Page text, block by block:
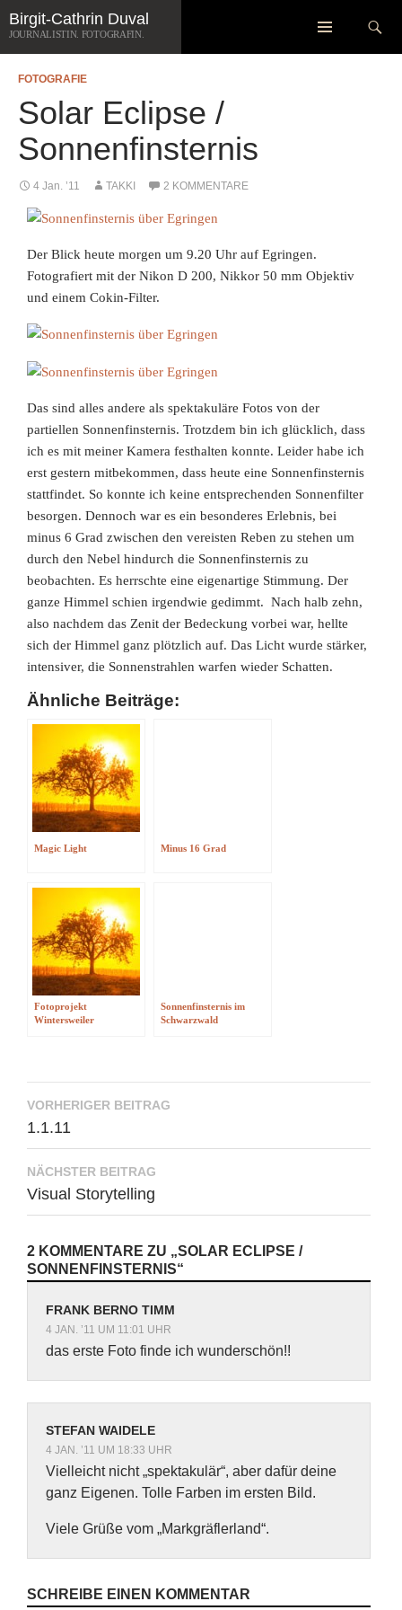
Zum
Inhalt
springen
Suchen
FOTOGRAFIE
Solar Eclipse /
Sonnenfinsternis
4 Jan. ’11 TAKKI 2 KOMMENTARE
Der Blick heute morgen um 9.20 Uhr auf Egringen.
Fotografiert mit der Nikon D 200, Nikkor 50 mm Objektiv
und einem Cokin-Filter.
Das sind alles andere als spektakuläre Fotos von der
partiellen Sonnenfinsternis. Trotzdem bin ich glücklich, dass
ich es mit meiner Kamera festhalten konnte. Leider habe ich
erst gestern mitbekommen, dass heute eine Sonnenfinsternis
stattfindet. So konnte ich keine entsprechenden Sonnenfilter
besorgen. Dennoch war es ein besonderes Erlebnis, bei
minus 6 Grad zwischen den vereisten Rebenzu stehen um
durch den Nebel hindurch die Sonnenfinsternis zu
beobachten. Es herrschte eine eigenartige Stimmung. Der
ganze Himmel schien irgendwie gedimmt. Nach halb zehn,
also nachdem das Zenit der Bedeckung vorbei war, hellte
sich der Himmel ganz plötzlich auf. Das Licht wurde stärker,
intensiver, die Sonnenstrahlen warfen wieder Schatten.
Ähnliche Beiträge:
Magic Light Minus 16 Grad
Fotoprojekt
Wintersweiler
Sonnenfinsternis im
Schwarzwald
Beitragsnavigation
VORHERIGER BEITRAG
1.1.11
NÄCHSTER BEITRAG
Visual Storytelling
2 KOMMENTARE ZU „SOLAR ECLIPSE /
SONNENFINSTERNIS“
FRANK BERNO TIMM
4 JAN. ’11 UM 11:01 UHR
das erste Foto finde ich wunderschön!!
STEFAN WAIDELE
4 JAN. ’11 UM 18:33 UHR
Vielleicht nicht „spektakulär“, aber dafür deine
ganz Eigenen. Tolle Farben im ersten Bild.
Viele Grüße vom „Markgräflerland“.
SCHREIBE EINEN KOMMENTAR
Birgit-Cathrin Duval
JOURNALISTIN. FOTOGRAFIN.